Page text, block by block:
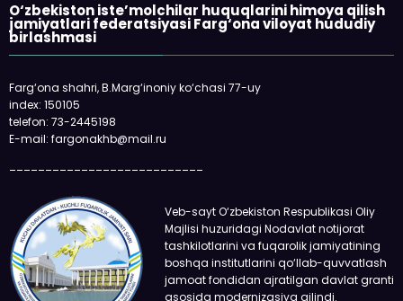
O‘zbekiston iste’molchilar huquqlarini himoya qilish
jamiyatlari federatsiyasi Farg‘ona viloyat hududiy
birlashmasi
Farg‘ona shahri, B.Marg‘inoniy ko‘chasi 77-uy
index: 150105
telefon: 73-2445198
E-mail: fargonakhb@mail.ru
Veb-sayt O‘zbekiston Respublikasi Oliy
Majlisi huzuridagi Nodavlat notijorat
tashkilotlarini va fuqarolik jamiyatining
boshqa institutlarini qo‘llab-quvvatlash
jamoat fondidan ajratilgan davlat granti
asosida modernizasiya qilindi.